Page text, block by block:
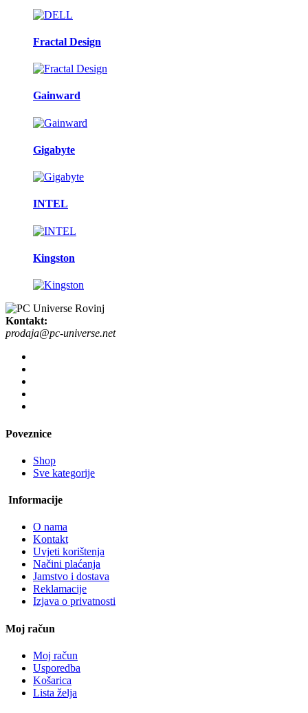
Fractal Design
Gainward
Gigabyte
INTEL
Kingston
Kontakt:
prodaja@pc-universe.net
Poveznice
Shop
Sve kategorije
Informacije
O nama
Kontakt
Uvjeti korištenja
Načini plaćanja
Jamstvo i dostava
Reklamacije
Izjava o privatnosti
Moj račun
Moj račun
Usporedba
Košarica
Lista želja